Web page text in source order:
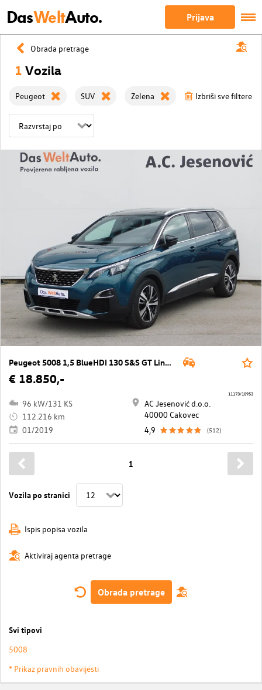
DasWeltAuto. Prijava
Obrada pretrage
1 Vozila
Peugeot SUV Zelena Izbriši sve filtere
Peugeot 5008 1,5 BlueHDI 130 S&S GT Line Aut.
€ 18.850,-
96 kW/131 KS
112.216 km
01/2019
AC Jesenović d.o.o.
40000 Cakovec
4,9
(512)
11173/10953
Vozila po stranici
1
Ispis popisa vozila
Aktiviraj agenta pretrage
Obrada pretrage
Svi tipovi
5008
* Prikaz pravnih obavijesti